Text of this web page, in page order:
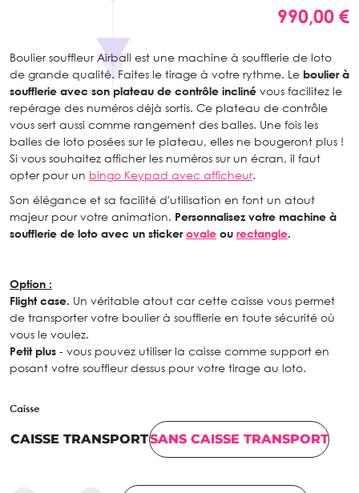
990,00 €
Boulier souffleur Airball est une machine à soufflerie de loto
de grande qualité. Faites le tirage à votre rythme. Le boulier à
soufflerie avec son plateau de contrôle incliné vous facilitez le
repérage des numéros déjà sortis. Ce plateau de contrôle
vous sert aussi comme rangement des balles. Une fois les
balles de loto posées sur le plateau, elles ne bougeront plus !
Si vous souhaitez afficher les numéros sur un écran, il faut
opter pour un bingo Keypad avec afficheur.
Son élégance et sa facilité d'utilisation en font un atout
majeur pour votre animation. Personnalisez votre machine à
soufflerie de loto avec un stickerovale ou rectangle.
Option :
Flight case. Un véritable atout car cette caisse vous permet
de transporter votre boulier à soufflerie en toute sécurité où
vous le voulez.
Petit plus - vous pouvez utiliser la caisse comme support en
posant votre souffleur dessus pour votre tirage au loto.
Caisse
CAISSE TRANSPORTSANS CAISSE TRANSPORT